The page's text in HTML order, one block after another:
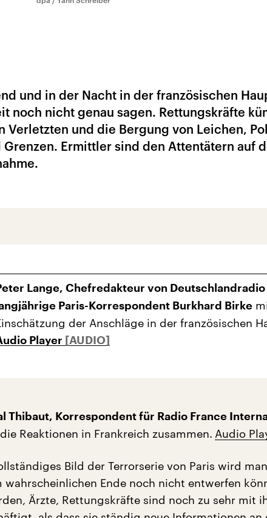
und in der Nacht in der französischen
noch nicht genau sagen. Rettungskräfte
Verletzten und die Bergung von Leichen,
Ermittler sind den Attentätern auf
Lange, Chefredakteur von
Paris-Korrespondent Burkhard Birke
der Anschläge in der französischen
Player
Thibaut, Korrespondent für Radio France
Reaktionen in Frankreich zusammen. Audio
Bild der Terrorserie von Paris wird
wahrscheinlichen Ende noch nicht entwerfen
Ärzte, Rettungskräfte sind noch zu sehr mit